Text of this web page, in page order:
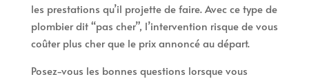
les prestations qu’il projette de faire. Avec ce type de
plombier dit “pas cher”, l’intervention risque de vous
coûter plus cher que le prix annoncé au départ.
Posez-vous les bonnes questions lorsque vous